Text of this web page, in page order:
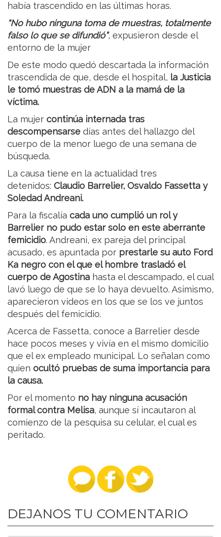
había trascendido en las últimas horas.
“No hubo ninguna toma de muestras, totalmente
falso lo que se difundió”, expusieron desde el
entorno de la mujer
De este modo quedó descartada la información
trascendida de que, desde el hospital, la Justicia
le tomó muestras de ADN a la mamá de la
víctima.
La mujer continúa internada tras
descompensarse días antes del hallazgo del
cuerpo de la menor luego de una semana de
búsqueda.
La causa tiene en la actualidad tres
detenidos: Claudio Barrelier, Osvaldo Fassetta y
Soledad Andreani.
Para la fiscalía cada uno cumplió un rol y
Barrelier no pudo estar solo en este aberrante
femicidio. Andreani, ex pareja del principal
acusado, es apuntada por prestarle su auto Ford
Ka negro con el que el hombre trasladó el
cuerpo de Agostina hasta el descampado, el cual
lavó luego de que se lo haya devuelto. Asimismo,
aparecieron videos en los que se los ve juntos
después del femicidio.
Acerca de Fassetta, conoce a Barrelier desde
hace pocos meses y vivía en el mismo domicilio
que el ex empleado municipal. Lo señalan como
quien ocultó pruebas de suma importancia para
la causa.
Por el momento no hay ninguna acusación
formal contra Melisa, aunque sí incautaron al
comienzo de la pesquisa su celular, el cual es
peritado.
DEJANOS TU COMENTARIO